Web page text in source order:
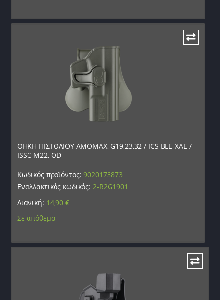
ΘΗΚΗ ΠΙΣΤΟΛΙΟΥ AMOMAX, G19,23,32 / ICS BLE-XAE /
ISSC M22, OD
Κωδικός προϊόντος:9020173873
Εναλλακτικός κωδικός:2-R2G1901
Λιανική: 14,90€
Σε απόθεμα